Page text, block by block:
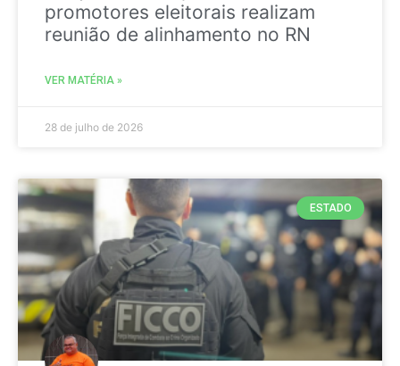
promotores eleitorais realizam
reunião de alinhamento no RN
VER MATÉRIA »
28 de julho de 2026
ESTADO